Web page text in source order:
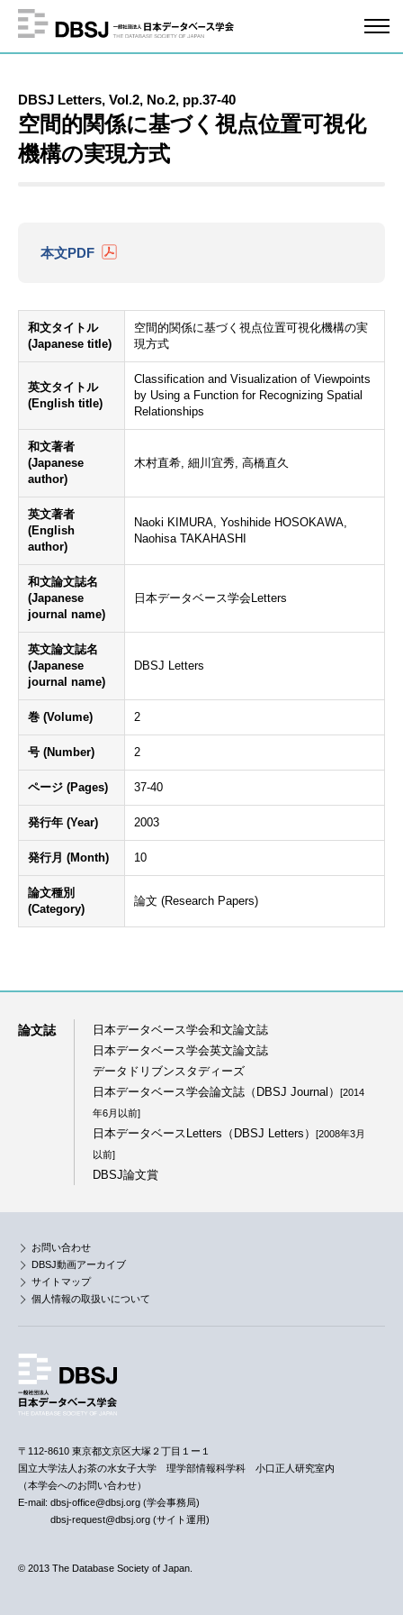
DBSJ Letters, Vol.2, No.2, pp.37-40
空間的関係に基づく視点位置可視化
機構の実現方式
本文PDF
和文タイトル
(Japanese title)
空間的関係に基づく視点位置可視化機構の実
現方式
英文タイトル
(English title)
Classification and Visualization of Viewpoints
by Using a Function for Recognizing Spatial
Relationships
和文著者
(Japanese
author)
木村直希, 細川宜秀, 高橋直久
英文著者
(English
author)
Naoki KIMURA, Yoshihide HOSOKAWA,
Naohisa TAKAHASHI
和文論文誌名
(Japanese
journal name)
日本データベース学会Letters
英文論文誌名
(Japanese
journal name)
DBSJ Letters
巻 (Volume) 2
号 (Number) 2
ページ (Pages) 37-40
発行年 (Year) 2003
発行月 (Month) 10
論文種別
(Category)
論文 (Research Papers)
論文誌
日本データベース学会和文論文誌
日本データベース学会英文論文誌
データドリブンスタディーズ
日本データベース学会論文誌（DBSJ Journal）
[2014
年6月以前]
日本データベースLetters（DBSJ Letters）
[2008年3月
以前]
DBSJ論文賞
お問い合わせ
DBSJ動画アーカイブ
サイトマップ
個人情報の取扱いについて
〒112-8610 東京都文京区大塚２丁目１ー１
国立大学法人お茶の水女子大学 理学部情報科学科 小口正人研究室内
（本学会へのお問い合わせ）
E-mail: dbsj-office@dbsj.org (学会事務局)
dbsj-request@dbsj.org (サイト運用)
© 2013 The Database Society of Japan.